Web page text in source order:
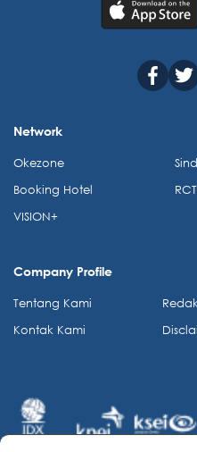
Network
Okezone
Booking Hotel
VISION+
Company Profile
Tentang Kami
Kontak Kami